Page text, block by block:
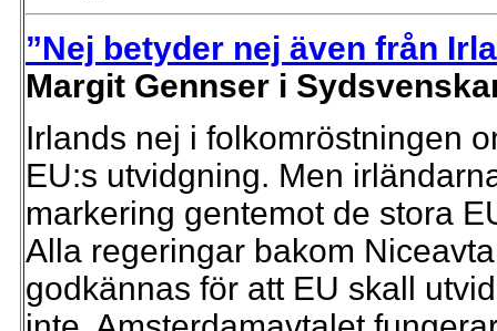
”Nej betyder nej även från
Margit Gennser i
Irlands nej i folkomröstningen
EU:s utvidgning. Men
markering gentemot de stora
Alla regeringar bakom
godkännas för att EU skall